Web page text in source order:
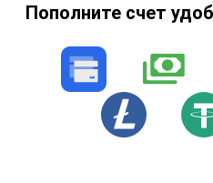
Пополните счет